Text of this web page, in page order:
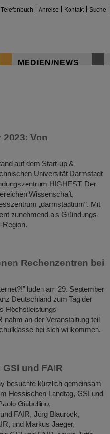
Telefonbuch Anreise Kontakt Suche
MEDIEN/NEWS
2023: Von
auf dem Start-up &
Universität Darmstadt
HIGHEST. Der
Wissenschaft,
„darmstadtium“. Mit
zunehmend als Gründungs-
Region.
Rechenzentren bei
luden am 29. September
Deutschland zum Tag der
Höchstleistungs-
nahm an der Veranstaltung teil
bei sich willkommen.
und FAIR
besuchte kürzlich gemeinsam
Hessischen Landtag, GSI und
Giubellino,
FAIR, Jörg Blaurock,
und Markus Jaeger,